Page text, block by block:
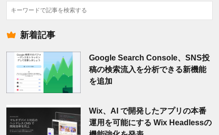
検
索
新着記事
Google Search Console、SNS投
稿の検索流入を分析できる新機能
を追加
Wix、AI で開発したアプリの本番
運用を可能にする Wix Headlessの